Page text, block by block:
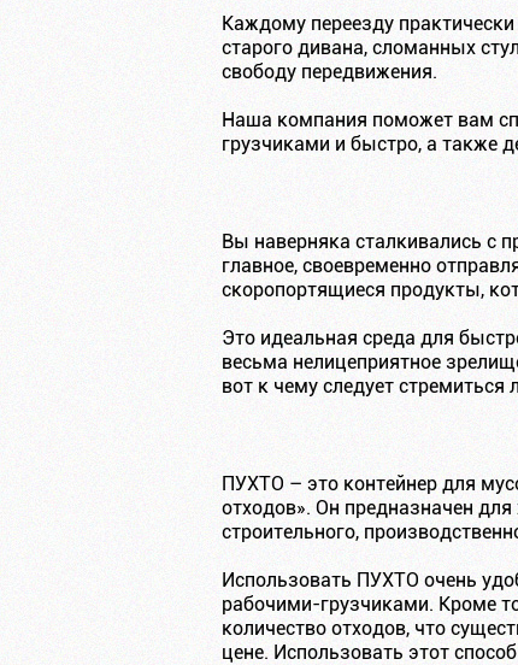
Каждому переезду
старого дивана, сломанных
свободу передвижения.
Наша компания поможет вам
грузчиками и быстро, а также
Вы наверняка сталкивались с
главное, своевременно
скоропортящиеся продукты,
Это идеальная среда для
весьма нелицеприятное
вот к чему следует
ПУХТО – это контейнер для
отходов». Он предназначен для
строительного,
Использовать ПУХТО очень
рабочими-грузчиками. Кроме
количество отходов, что
цене. Использовать этот